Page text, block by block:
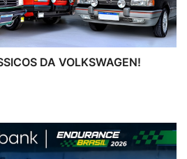
DA VOLKSWAGEN!